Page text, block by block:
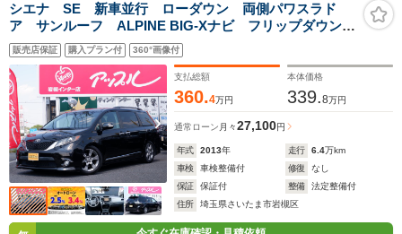
シエナ SE 新車並行 ローダウン 両側パワスラド
ア サンルーフ ALPINE BIG-Xナビ フリップダウンモ
ニター
販売店保証 購入プラン付 360°画像付
支払総額
360.4万円
本体価格
339.8万円
通常ローン 月々27,100円
年式 2013年 走行 6.4万km
車検
車検整備付 修復
なし
保証
保証付 整備
法定整備付
住所
埼玉県さいたま市岩槻区